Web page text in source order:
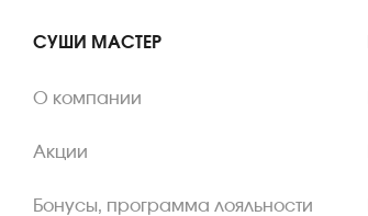
СУШИ МАСТЕР
О компании
Акции
Бонусы, программа лояльности